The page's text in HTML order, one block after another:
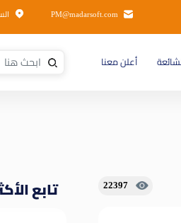
PM@madarsoft.com
أعلن معنا
22397 تابع